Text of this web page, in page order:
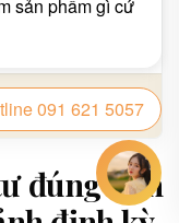
gầm cầu thang
đúng đắn